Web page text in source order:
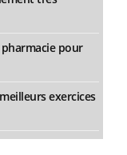
pour
exercices